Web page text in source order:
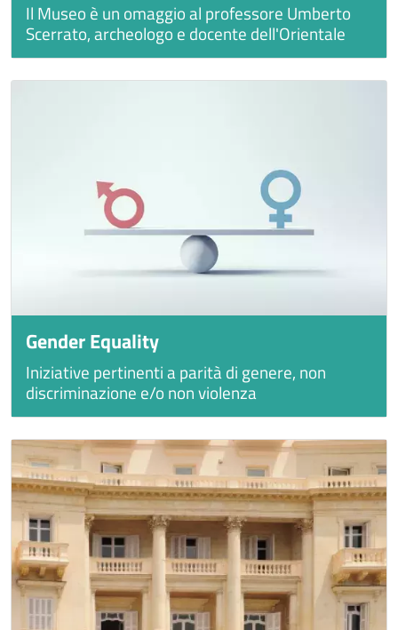
Il Museo è un omaggio al professore Umberto
Scerrato, archeologo e docente dell'Orientale
Gender Equality
Iniziative pertinenti a parità di genere, non
discriminazione e/o non violenza